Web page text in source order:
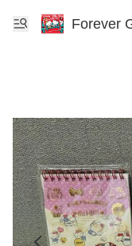
Forever